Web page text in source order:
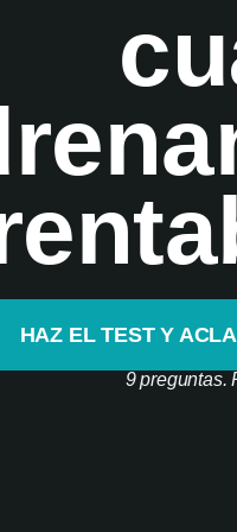
HAZ EL TEST Y
9 preguntas.